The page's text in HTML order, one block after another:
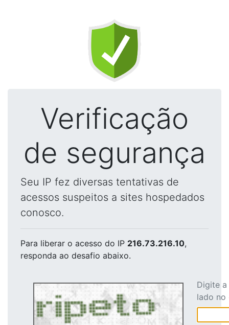
Verificação
de segurança
Seu IP fez diversas tentativas de
acessos suspeitos a sites hospedados
conosco.
Para liberar o acesso do IP 216.73.216.10,
responda ao desafio abaixo.
Digite
lado no